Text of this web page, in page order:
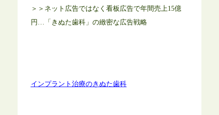
＞＞ ネット広告ではなく看板広告で年間売上15億
円…「きぬた歯科」の緻密な広告戦略
インプラント治療のきぬた歯科